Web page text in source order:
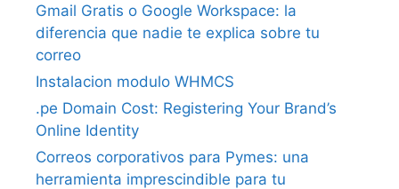
Gmail Gratis o Google Workspace: la
diferencia que nadie te explica sobre tu
correo
Instalacion modulo WHMCS
.pe Domain Cost: Registering Your Brand’s
Online Identity
Correos corporativos para Pymes: una
herramienta imprescindible para tu